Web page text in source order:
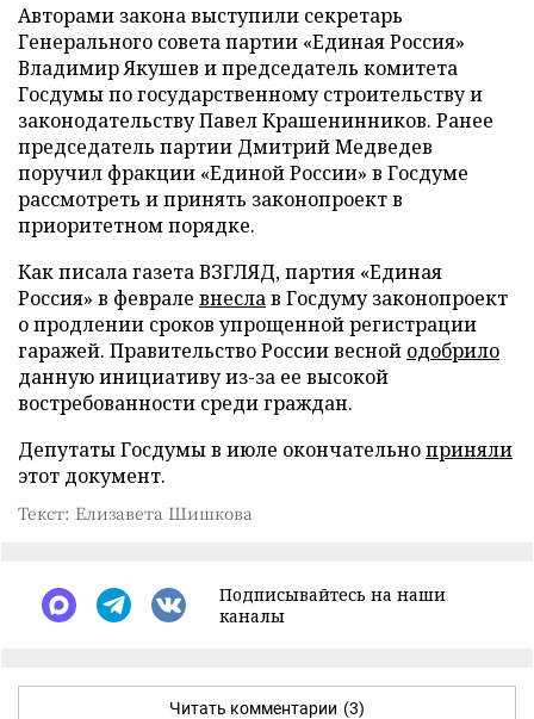
Авторами закона выступили секретарь
Генерального совета партии «Единая Россия»
Владимир Якушев и председатель комитета
Госдумы по государственному строительству и
законодательству Павел Крашенинников. Ранее
председатель партии Дмитрий Медведев
поручил фракции «Единой России» в Госдуме
рассмотреть и принять законопроект в
приоритетном порядке.
Как писала газета ВЗГЛЯД, партия «Единая
Россия» в феврале внеслав Госдуму законопроект
о продлении сроков упрощенной регистрации
гаражей. Правительство России весной одобрило
данную инициативу из-за ее высокой
востребованности среди граждан.
Депутаты Госдумы в июле окончательноприняли
этот документ.
Текст: Елизавета Шишкова
Подписывайтесь на наши
каналы
Читать комментарии (3)